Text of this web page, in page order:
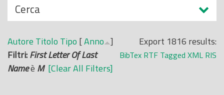
N
a
s
c
o
n
Cerca
Export 1816 results:
BibTex RTF Tagged XML RIS
Autore Titolo Tipo [Anno ]
Filtri:First Letter Of Last
Nameè M [Clear All Filters]